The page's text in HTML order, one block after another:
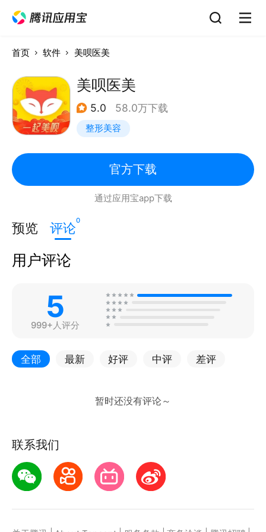
首页 软件 美呗医美
美呗医美
5.0 58.0万下载
整形美容
官方下载
通过应用宝app下载
预览 评论0
用户评论
5
999+人评分
全部 最新 好评 中评 差评
联系我们